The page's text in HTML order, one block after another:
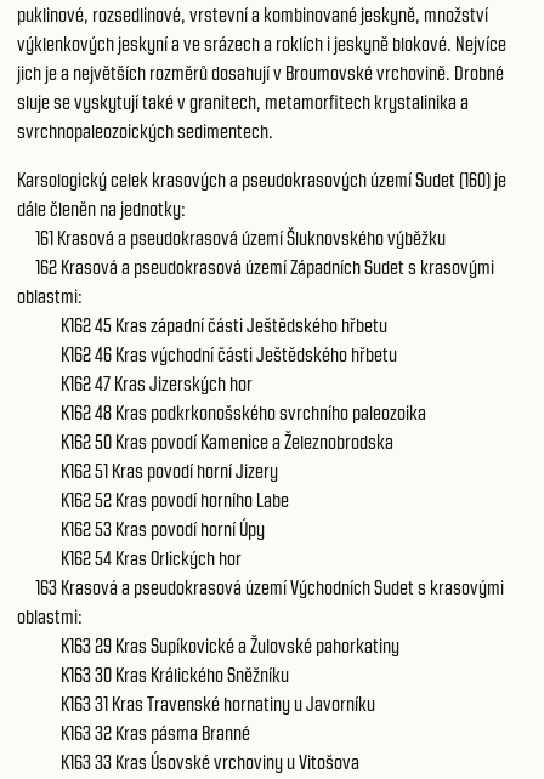
puklinové, rozsedlinové, vrstevní a kombinované jeskyně, množství
výklenkových jeskyní a ve srázech a roklích i jeskyně blokové. Nejvíce
jich je a největších rozměrů dosahují v Broumovské vrchovině. Drobné
sluje se vyskytují také v granitech, metamorfitech krystalinika a
svrchnopaleozoických sedimentech.
Karsologický celek krasových a pseudokrasových území Sudet (160) je
dále členěn na jednotky:
161 Krasová a pseudokrasová území Šluknovského výběžku
162 Krasová a pseudokrasová území Západních Sudet s krasovými
oblastmi:
K162 45 Kras západní části Ještědského hřbetu
K162 46 Kras východní části Ještědského hřbetu
K162 47 Kras Jizerských hor
K162 48 Kras podkrkonošského svrchního paleozoika
K162 50 Kras povodí Kamenice a Železnobrodska
K162 51 Kras povodí horní Jizery
K162 52 Kras povodí horního Labe
K162 53 Kras povodí horní Úpy
K162 54 Kras Orlických hor
163 Krasová a pseudokrasová území Východních Sudet s krasovými
oblastmi:
K163 29 Kras Supíkovické a Žulovské pahorkatiny
K163 30 Kras Králického Sněžníku
K163 31 Kras Travenské hornatiny u Javorníku
K163 32 Kras pásma Branné
K163 33 Kras Úsovské vrchoviny u Vitošova